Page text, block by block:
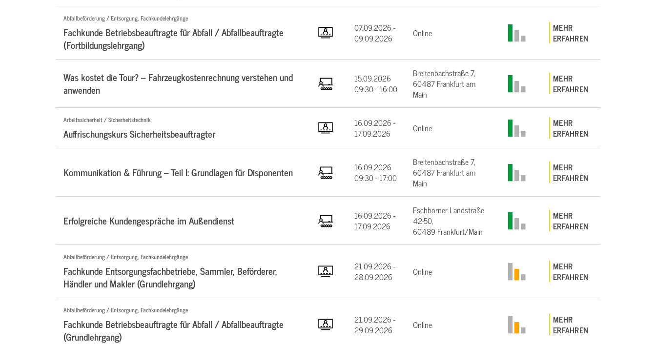
Abfallbeförderung / Entsorgung, Fachkundelehrgänge
Fachkunde Betriebsbeauftragte für Abfall / Abfallbeauftragte
(Fortbildungslehrgang)
07.09.2026 -
09.09.2026
Online
MEHR
ERFAHREN
Was kostet die Tour? – Fahrzeugkostenrechnung verstehen und
anwenden
15.09.2026
09:30 - 16:00
Breitenbachstraße 7,
60487 Frankfurt am
Main
MEHR
ERFAHREN
Arbeitssicherheit / Sicherheitstechnik
Auffrischungskurs Sicherheitsbeauftragter
16.09.2026 -
17.09.2026
Online
MEHR
ERFAHREN
Kommunikation & Führung – Teil I: Grundlagen für Disponenten
16.09.2026
09:30 - 17:00
Breitenbachstraße 7,
60487 Frankfurt am
Main
MEHR
ERFAHREN
Erfolgreiche Kundengespräche im Außendienst
16.09.2026 -
17.09.2026
Eschborner Landstraße
42-50,
60489 Frankfurt/Main
MEHR
ERFAHREN
Abfallbeförderung / Entsorgung, Fachkundelehrgänge
Fachkunde Entsorgungsfachbetriebe, Sammler, Beförderer,
Händler und Makler (Grundlehrgang)
21.09.2026 -
28.09.2026
Online
MEHR
ERFAHREN
Abfallbeförderung / Entsorgung, Fachkundelehrgänge
Fachkunde Betriebsbeauftragte für Abfall / Abfallbeauftragte
(Grundlehrgang)
21.09.2026 -
29.09.2026
Online
MEHR
ERFAHREN